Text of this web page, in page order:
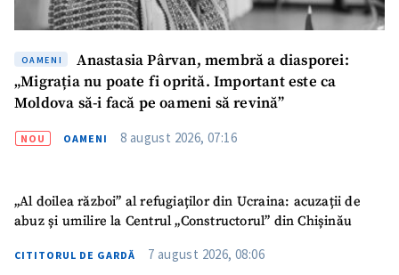
OAMENI
Anastasia Pârvan, membră a diasporei:
„Migrația nu poate fi oprită. Important este ca
Moldova să-i facă pe oameni să revină”
NOU OAMENI 8 august 2026, 07:16
„Al doilea război” al refugiaților din Ucraina: acuzații de
abuz și umilire la Centrul „Constructorul” din Chișinău
CITITORUL DE GARDĂ 7 august 2026, 08:06